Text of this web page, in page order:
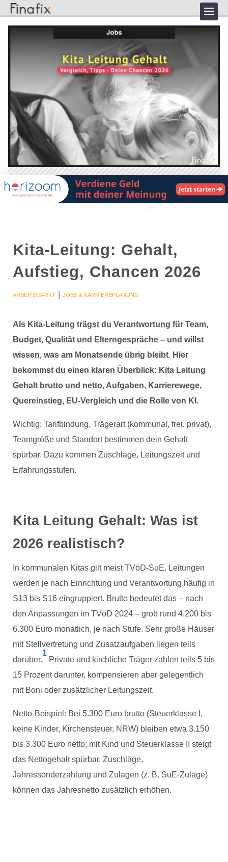
Kita-Leitung: Gehalt,
Aufstieg, Chancen 2026
ARBEITSMARKT| JOBS & KARRIEREPLANUNG
Als Kita-Leitung trägst du Verantwortung für Team,
Budget, Qualität und Elterngespräche – und willst
wissen, was am Monatsende übrig bleibt. Hier
bekommst du einen klaren Überblick: Kita Leitung
Gehalt brutto und netto, Aufgaben, Karrierewege,
Quereinstieg, EU-Vergleich und die Rolle von KI.
Wichtig: Tarifbindung, Trägerart (kommunal, frei, privat),
Teamgröße und Standort bestimmen dein Gehalt
spürbar. Dazu kommen Zuschläge, Leitungszeit und
Erfahrungsstufen.
Kita Leitung Gehalt: Was ist
2026 realistisch?
In kommunalen Kitas gilt meist TVöD-SuE. Leitungen
werden je nach Einrichtung und Verantwortung häufig in
S13 bis S16 eingruppiert. Brutto bedeutet das – nach
den Anpassungen im TVöD 2024 – grob rund 4.200 bis
6.300 Euro monatlich, je nach Stufe. Sehr große Häuser
mit Stellvertretung und Zusatzaufgaben liegen teils
darüber.
1
Private und kirchliche Träger zahlen teils 5 bis
15 Prozent darunter, kompensieren aber gelegentlich
mit Boni oder zusätzlicher Leitungszeit.
Netto-Beispiel: Bei 5.300 Euro brutto (Steuerklasse I,
keine Kinder, Kirchensteuer, NRW) bleiben etwa 3.150
bis 3.300 Euro netto; mit Kind und Steuerklasse II steigt
das Nettogehalt spürbar. Zuschläge,
Jahressonderzahlung und Zulagen (z. B. SuE-Zulage)
können das Jahresnetto zusätzlich erhöhen.